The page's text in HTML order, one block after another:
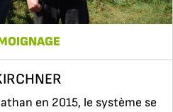
en 2015, le système se